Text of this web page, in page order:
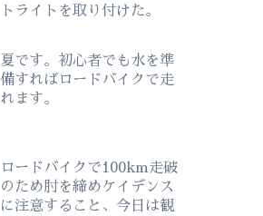
トライトを取り付けた。
夏です。初心者でも水を準
備すればロードバイクで走
れます。
ロードバイクで100km走破
のため肘を締めケイデンス
に注意すること、今日は観